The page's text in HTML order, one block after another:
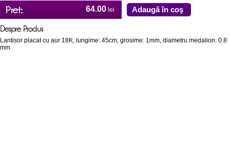
Pret: 64.00 lei Adaugă în coş
Despre Produs
Lantisor placat cu aur 18K, lungime: 45cm, grosime: 1mm, diametru medalion: 0.8
mm